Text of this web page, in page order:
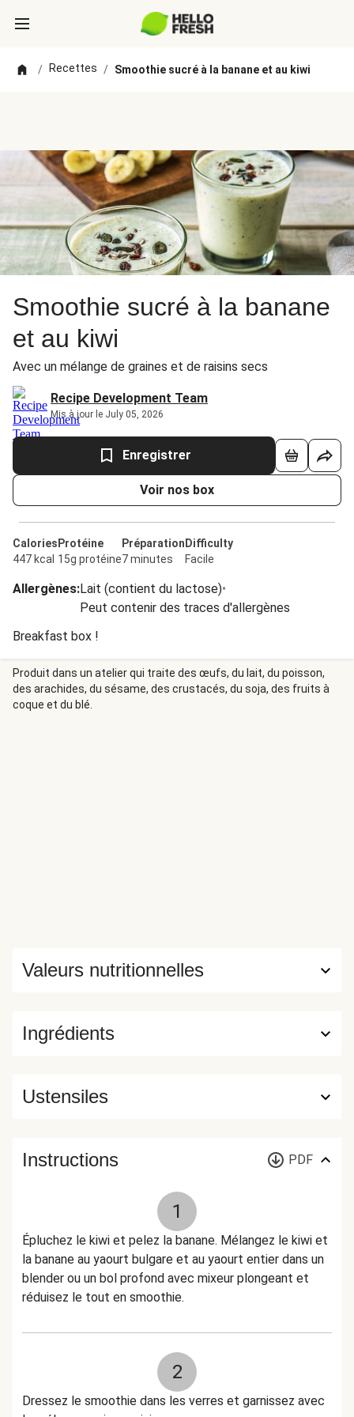
/ Recettes / Smoothie sucré à la banane et au kiwi
Smoothie sucré à la banane
et au kiwi
Avec un mélange de graines et de raisins secs
Recipe Development Team
Mis à jour le July 05, 2026
Enregistrer
Voir nos box
Calories
447 kcal
Protéine
15g protéine
Préparation
7 minutes
Difficulty
Facile
Allergènes:Lait (contient du lactose)•
Peut contenir des traces d'allergènes
Breakfast box !
Produit dans un atelier qui traite des œufs, du lait, du poisson,
des arachides, du sésame, des crustacés, du soja, des fruits à
coque et du blé.
Ingrédients
Valeurs nutritionnelles
Ustensiles
Instructions PDF
1
Épluchez le kiwi et pelez la banane. Mélangez le kiwi et
la banane au yaourt bulgare et au yaourt entier dans un
blender ou un bol profond avec mixeur plongeant et
réduisez le tout en smoothie.
2
Dressez le smoothie dans les verres et garnissez avec